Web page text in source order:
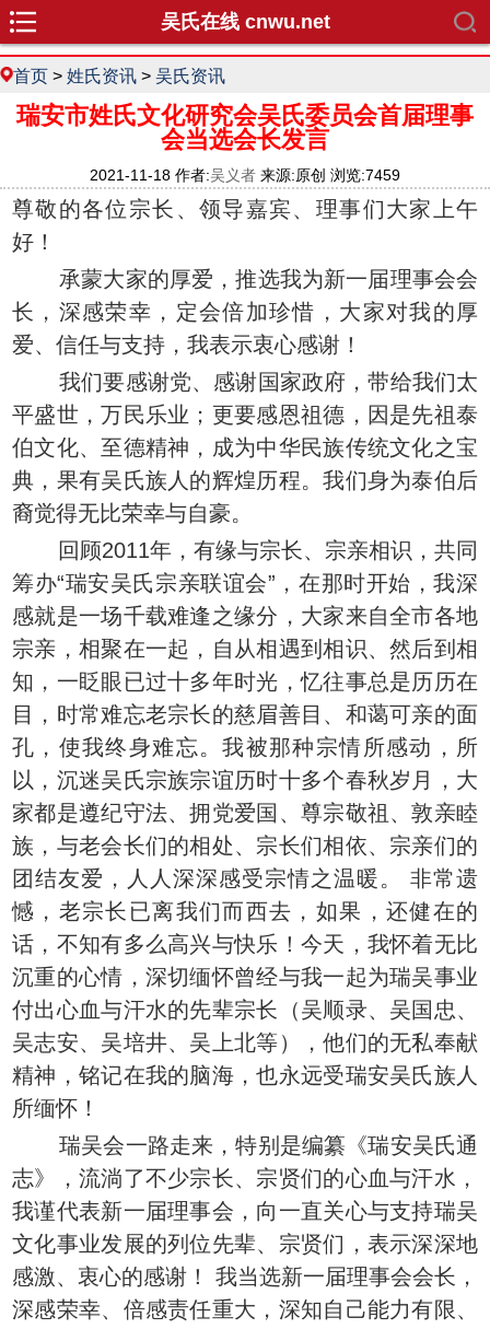
吴氏在线 cnwu.net
首页 > 姓氏资讯 > 吴氏资讯
瑞安市姓氏文化研究会吴氏委员会首届理事
会当选会长发言
2021-11-18 作者:吴义者 来源:原创 浏览:7459
尊敬的各位宗长、领导嘉宾、理事们大家上午
好！
承蒙大家的厚爱，推选我为新一届理事会会
长，深感荣幸，定会倍加珍惜，大家对我的厚
爱、信任与支持，我表示衷心感谢！
我们要感谢党、感谢国家政府，带给我们太
平盛世，万民乐业；更要感恩祖德，因是先祖泰
伯文化、至德精神，成为中华民族传统文化之宝
典，果有吴氏族人的辉煌历程。我们身为泰伯后
裔觉得无比荣幸与自豪。
回顾2011年，有缘与宗长、宗亲相识，共同
筹办“瑞安吴氏宗亲联谊会”，在那时开始，我深
感就是一场千载难逢之缘分，大家来自全市各地
宗亲，相聚在一起，自从相遇到相识、然后到相
知，一眨眼已过十多年时光，忆往事总是历历在
目，时常难忘老宗长的慈眉善目、和蔼可亲的面
孔，使我终身难忘。我被那种宗情所感动，所
以，沉迷吴氏宗族宗谊历时十多个春秋岁月，大
家都是遵纪守法、拥党爱国、尊宗敬祖、敦亲睦
族，与老会长们的相处、宗长们相依、宗亲们的
团结友爱，人人深深感受宗情之温暖。 非常遗
憾，老宗长已离我们而西去，如果，还健在的
话，不知有多么高兴与快乐！今天，我怀着无比
沉重的心情，深切缅怀曾经与我一起为瑞吴事业
付出心血与汗水的先辈宗长（吴顺录、吴国忠、
吴志安、吴培井、吴上北等），他们的无私奉献
精神，铭记在我的脑海，也永远受瑞安吴氏族人
所缅怀！
瑞吴会一路走来，特别是编纂《瑞安吴氏通
志》，流淌了不少宗长、宗贤们的心血与汗水，
我谨代表新一届理事会，向一直关心与支持瑞吴
文化事业发展的列位先辈、宗贤们，表示深深地
感激、衷心的感谢！ 我当选新一届理事会会长，
深感荣幸、倍感责任重大，深知自己能力有限、